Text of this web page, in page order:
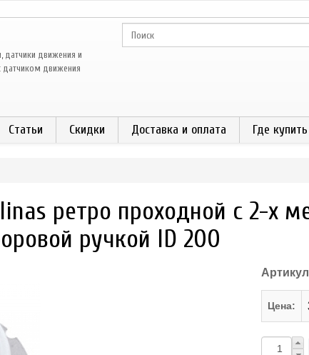
датчики движения и
датчиком движения
Статьи Скидки Доставка и оплата Где купить
ретро проходной с 2-х
ручкой ID 200
Цена: